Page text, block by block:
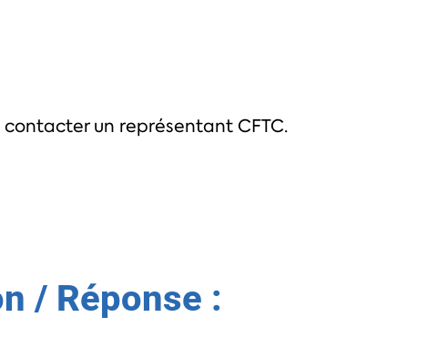
un représentant CFTC.
/ Réponse :